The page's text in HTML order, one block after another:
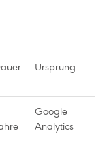
Ursprung
Google
Analytics